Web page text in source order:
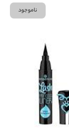
ناموجود